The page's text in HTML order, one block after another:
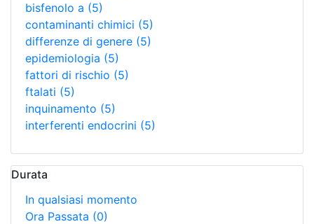
bisfenolo a (5)
contaminanti chimici (5)
differenze di genere (5)
epidemiologia (5)
fattori di rischio (5)
ftalati (5)
inquinamento (5)
interferenti endocrini (5)
Durata
In qualsiasi momento
Ora Passata (0)